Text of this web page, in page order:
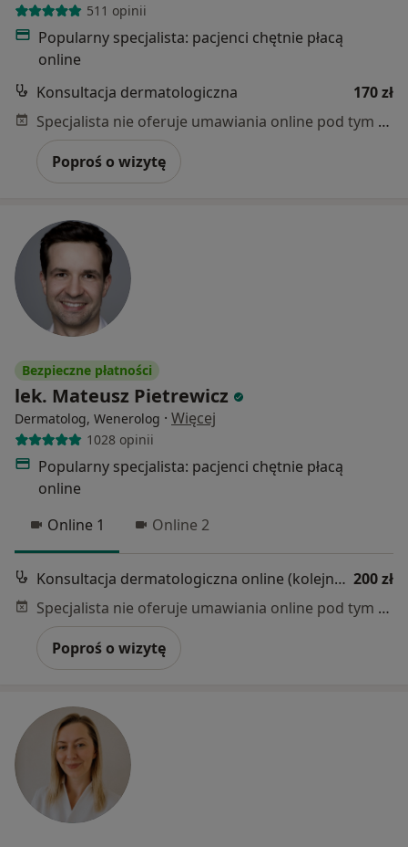
511 opinii
Popularny specjalista: pacjenci chętnie płacą
online
Konsultacja dermatologiczna
170 zł
Specjalista nie oferuje umawiania online pod tym adresem.
Poproś o wizytę
Bezpieczne płatności
lek. Mateusz Pietrewicz
Dermatolog, Wenerolog · Więcej
1028 opinii
Popularny specjalista: pacjenci chętnie płacą
online
Online 1
Online 2
Konsultacja dermatologiczna online (kolejna wizyta) 200 zł
Specjalista nie oferuje umawiania online pod tym adresem.
Poproś o wizytę